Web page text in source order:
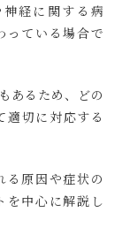
経に関する病
っている場合で
あるため、どの
適切に対応する
る原因や症状の
を中心に解説し